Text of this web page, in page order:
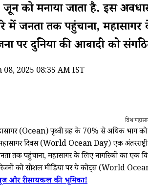
को मनाया जाता है. इस
में जनता तक पहुंचाना,
पर दुनिया की आबादी को
2025 08:35 AM IST
विश्व
(Ocean) पृथ्वी ग्रह के 70% से अधिक भाग
दिवस (World Ocean Day) एक
तक पहुंचाना, महासागर के लिए नागरिकों का
को सोशल मीडिया पर ये कोट्स (World
और रीसायकल की भूमिका!